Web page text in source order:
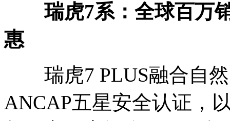
瑞虎7系：全球百万
惠
瑞虎7 PLUS融合自然
ANCAP五星安全认证，